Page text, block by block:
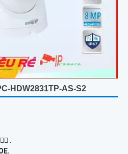
HDW2831TP-AS-S2
.